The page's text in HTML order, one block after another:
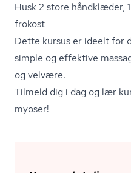
Husk 2 store håndklæder,
frokost
Dette kursus er ideelt for
simple og effektive
og velvære.
Tilmeld dig i dag og lær
myoser!